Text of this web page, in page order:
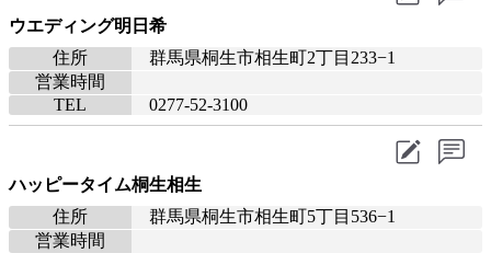
ウエディング明日希
住所
群馬県桐生市相生町2丁目233−1
営業時間
TEL
0277-52-3100
ハッピータイム桐生相生
住所
群馬県桐生市相生町5丁目536−1
営業時間